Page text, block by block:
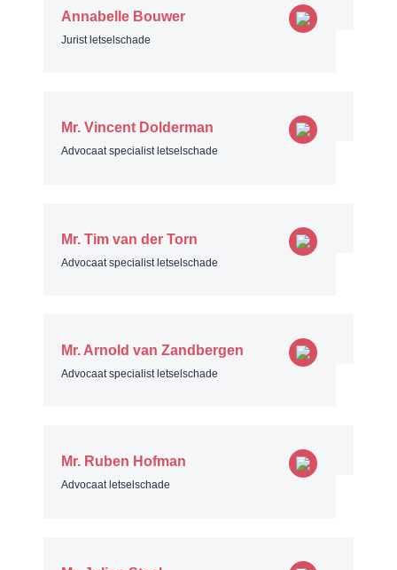
Annabelle Bouwer
Jurist letselschade
Mr. Vincent Dolderman
Advocaat specialist letselschade
Mr. Tim van der Torn
Advocaat specialist letselschade
Mr. Arnold van Zandbergen
Advocaat specialist letselschade
Mr. Ruben Hofman
Advocaat letselschade